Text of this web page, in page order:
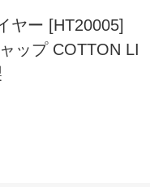
ヤー [HT20005]
ップ COTTON LI